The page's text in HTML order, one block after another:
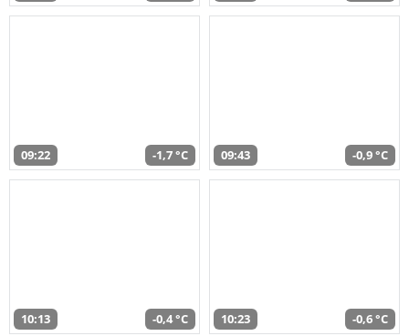
09:22 -1,7 °C 09:43 -0,9 °C
10:13 -0,4 °C 10:23 -0,6 °C